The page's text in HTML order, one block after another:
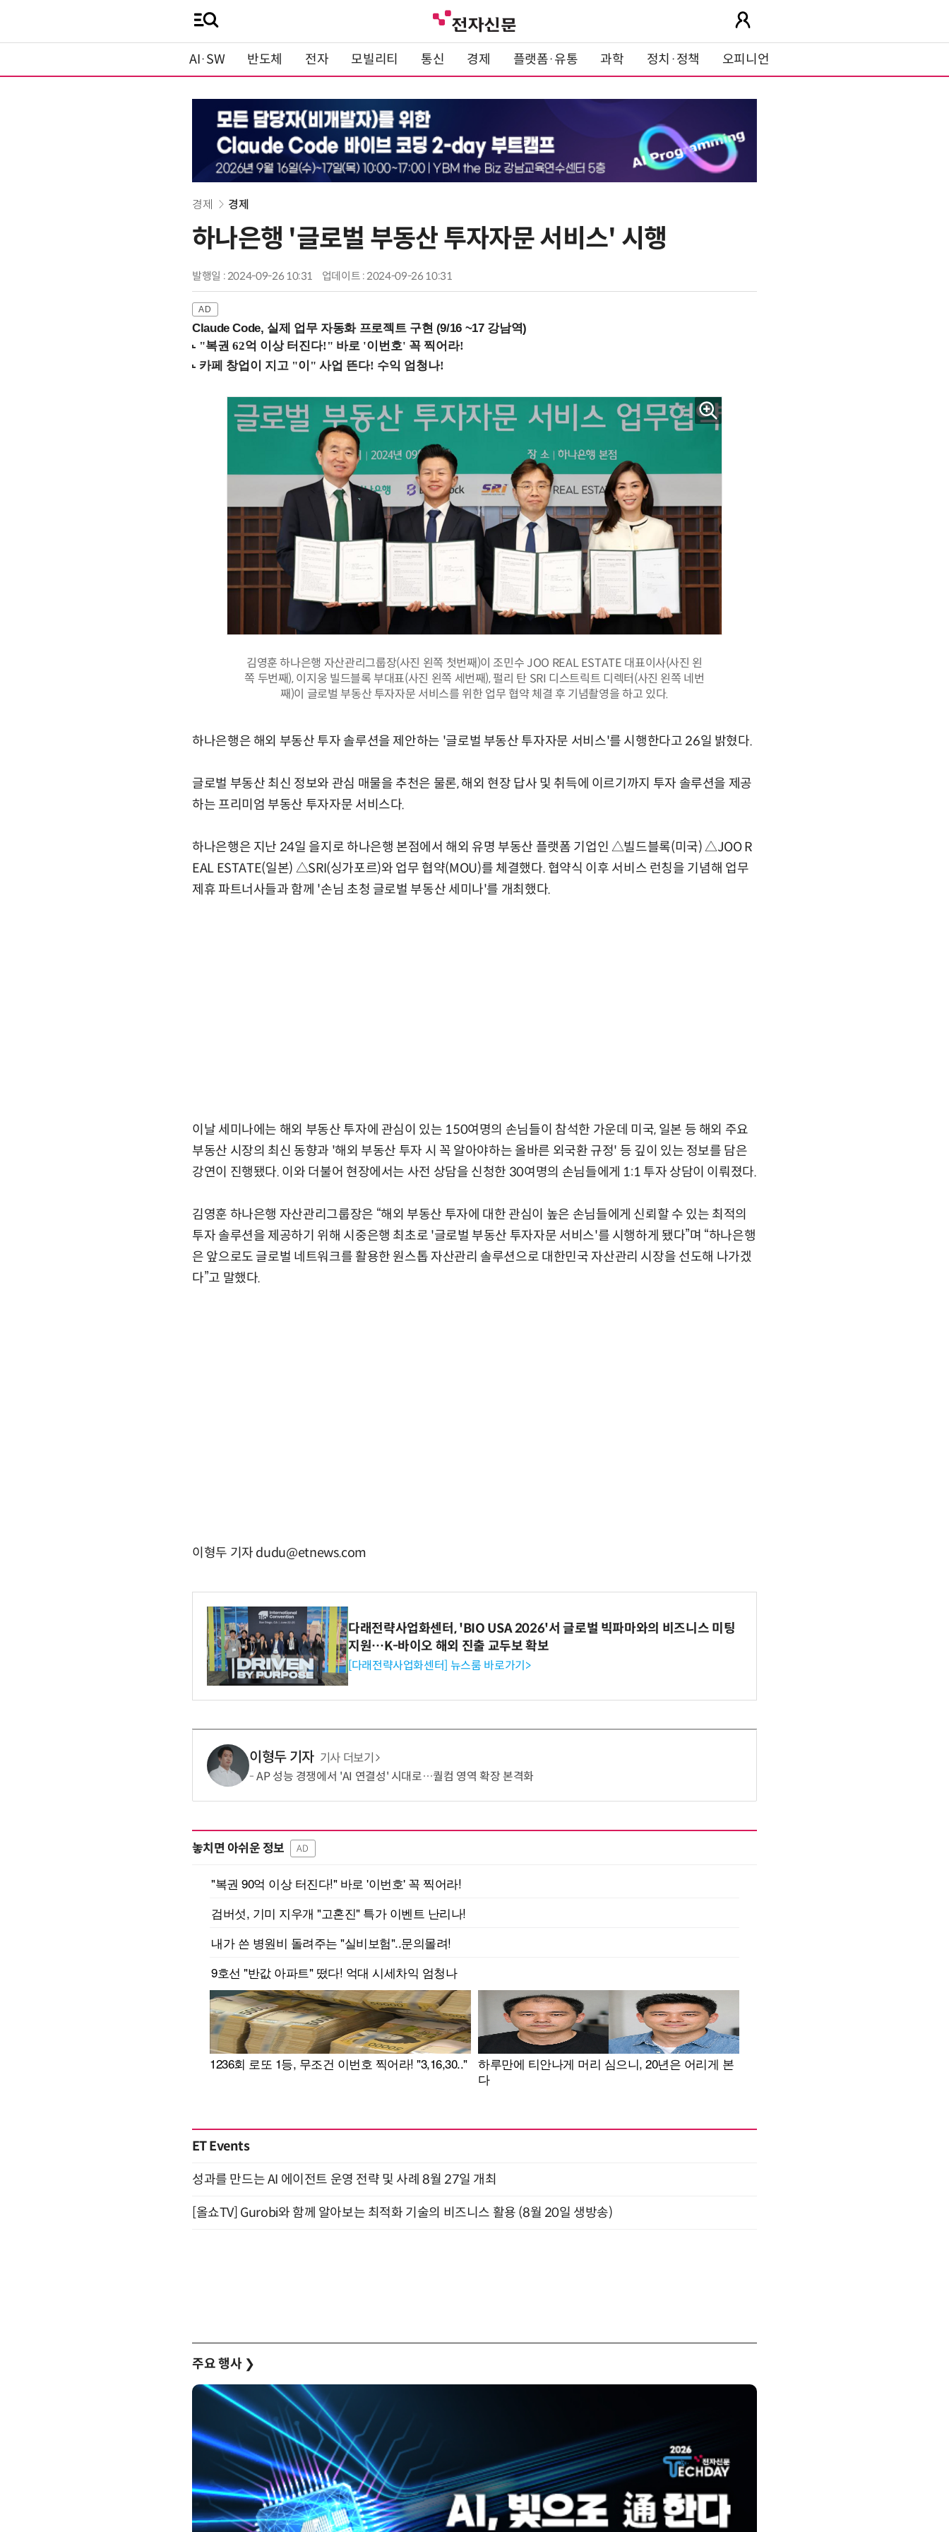
AI·SW 반도체 전자 모빌리티 통신 경제 플랫폼·유통 과학 정치·정책 오피니언
경제 경제
하나은행 '글로벌 부동산 투자자문 서비스' 시행
발행일 : 2024-09-26 10:31 업데이트 : 2024-09-26 10:31
Claude Code, 실제 업무 자동화 프로젝트 구현 (9/16 ~17 강남역)
김영훈 하나은행 자산관리그룹장(사진 왼쪽 첫번째)이 조민수 JOO REAL ESTATE 대표이사(사진 왼
쪽 두번째), 이지웅 빌드블록 부대표(사진 왼쪽 세번째), 펄리 탄 SRI 디스트릭트 디렉터(사진 왼쪽 네번
째)이 글로벌 부동산 투자자문 서비스를 위한 업무 협약 체결 후 기념촬영을 하고 있다.
하나은행은 해외 부동산 투자 솔루션을 제안하는 '글로벌 부동산 투자자문 서비스'를 시행한다고 26일 밝혔다.
글로벌 부동산 최신 정보와 관심 매물을 추천은 물론, 해외 현장 답사 및 취득에 이르기까지 투자 솔루션을 제공
하는 프리미엄 부동산 투자자문 서비스다.
하나은행은 지난 24일 을지로 하나은행 본점에서 해외 유명 부동산 플랫폼 기업인 △빌드블록(미국) △JOO R
EAL ESTATE(일본) △SRI(싱가포르)와 업무 협약(MOU)를 체결했다. 협약식 이후 서비스 런칭을 기념해 업무
제휴 파트너사들과 함께 '손님 초청 글로벌 부동산 세미나'를 개최했다.
이날 세미나에는 해외 부동산 투자에 관심이 있는 150여명의 손님들이 참석한 가운데 미국, 일본 등 해외 주요
부동산 시장의 최신 동향과 '해외 부동산 투자 시 꼭 알아야하는 올바른 외국환 규정' 등 깊이 있는 정보를 담은
강연이 진행됐다. 이와 더불어 현장에서는 사전 상담을 신청한 30여명의 손님들에게 1:1 투자 상담이 이뤄졌다.
김영훈 하나은행 자산관리그룹장은 “해외 부동산 투자에 대한 관심이 높은 손님들에게 신뢰할 수 있는 최적의
투자 솔루션을 제공하기 위해 시중은행 최초로 '글로벌 부동산 투자자문 서비스'를 시행하게 됐다”며 “하나은행
은 앞으로도 글로벌 네트워크를 활용한 원스톱 자산관리 솔루션으로 대한민국 자산관리 시장을 선도해 나가겠
다”고 말했다.
이형두 기자 dudu@etnews.com
다래전략사업화센터, 'BIO USA 2026'서 글로벌 빅파마와의 비즈니스 미팅
지원…K-바이오 해외 진출 교두보 확보
[다래전략사업화센터] 뉴스룸 바로가기>
이형두 기자 기사 더보기
AP 성능 경쟁에서 'AI 연결성' 시대로…퀄컴 영역 확장 본격화
놓치면 아쉬운 정보 AD
ET Events
성과를 만드는 AI 에이전트 운영 전략 및 사례 8월 27일 개최
[올쇼TV] Gurobi와 함께 알아보는 최적화 기술의 비즈니스 활용 (8월 20일 생방송)
주요 행사 ❯